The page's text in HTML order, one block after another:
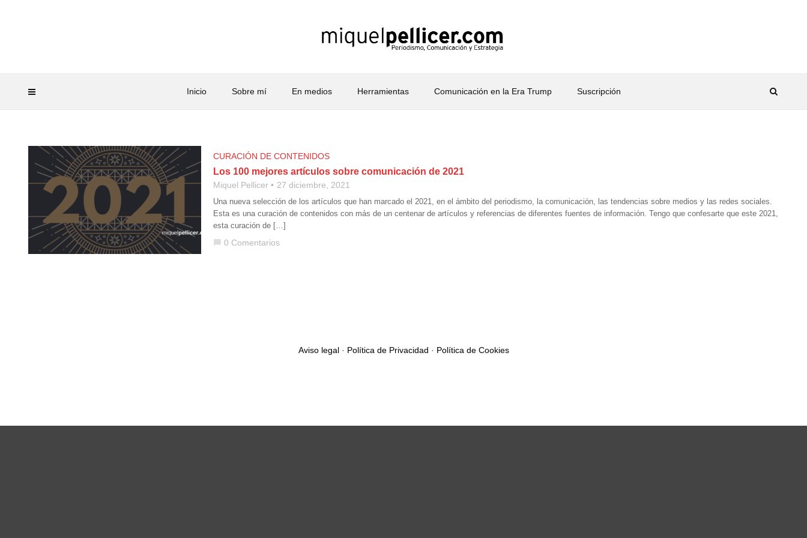
Inicio Sobre mí En medios Herramientas Comunicación en la Era Trump Suscripción
CURACIÓN DE CONTENIDOS
Los 100 mejores artículos sobre comunicación de 2021
Miquel Pellicer 27 diciembre, 2021
Una nueva selección de los artículos que han marcado el 2021, en el ámbito del periodismo, la comunicación, las tendencias sobre medios y las redes sociales.
Esta es una curación de contenidos con más de un centenar de artículos y referencias de diferentes fuentes de información. Tengo que confesarte que este 2021,
esta curación de […]
chat_bubble 0 Comentarios
Aviso legal· Política de Privacidad · Política de Cookies